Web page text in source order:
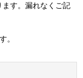
す。漏れなくご記
。